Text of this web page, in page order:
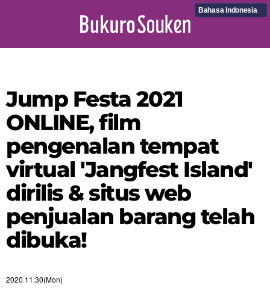
Bahasa Indonesia
Jump Festa 2021
ONLINE, film
pengenalan tempat
virtual 'Jangfest Island'
dirilis & situs web
penjualan barang telah
dibuka!
2020.11.30(Mon)